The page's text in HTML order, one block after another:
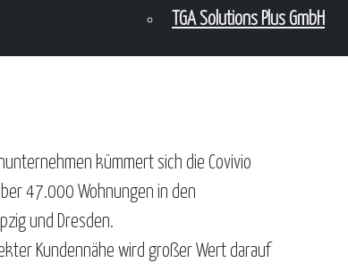
TGA Solutions Plus GmbH
kümmert sich die Covivio
47.000 Wohnungen in den
und Dresden.
Kundennähe wird großer Wert darauf